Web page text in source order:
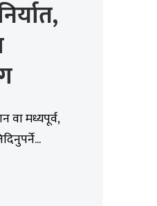
वा मध्यपूर्व,